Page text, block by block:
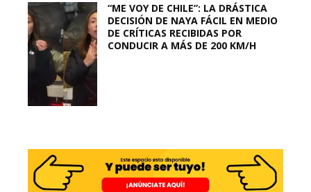
“ME VOY DE CHILE”: LA DRÁSTICA
DECISIÓN DE NAYA FÁCIL EN MEDIO
DE CRÍTICAS RECIBIDAS POR
CONDUCIR A MÁS DE 200 KM/H